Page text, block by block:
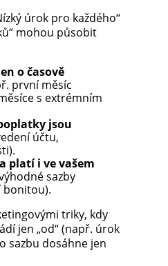
úrok pro každého“
mohou působit
o časově
první měsíc
s extrémním
jsou
účtu,
platí i ve vašem
sazby
bonitou).
triky, kdy
jen „od“ (např. úrok
sazbu dosáhne jen